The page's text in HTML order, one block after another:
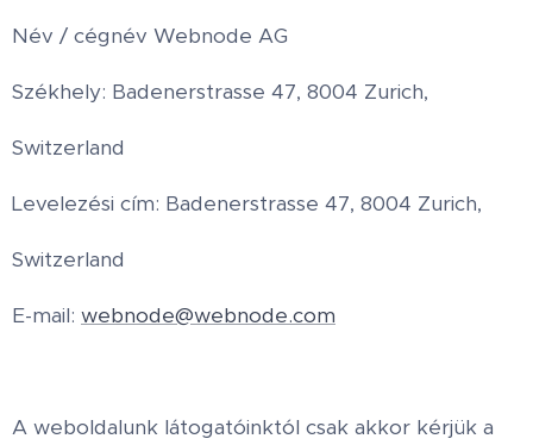
Név / cégnév Webnode AG
Székhely: Badenerstrasse 47, 8004 Zurich,
Switzerland
Levelezési cím: Badenerstrasse 47, 8004 Zurich,
Switzerland
E-mail: webnode@webnode.com
A weboldalunk látogatóinktól csak akkor kérjük a